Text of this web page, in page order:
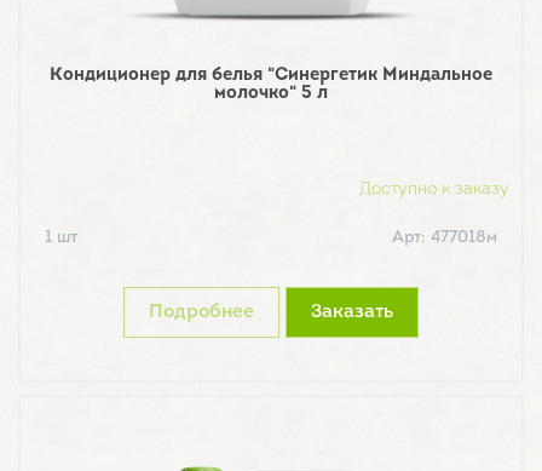
Кондиционер для белья "Синергетик Миндальное
молочко" 5 л
Доступно к заказу
1 шт Арт: 477018м
Подробнее Заказать